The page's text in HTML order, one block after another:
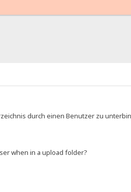
durch einen Benutzer zu
when in a upload folder?